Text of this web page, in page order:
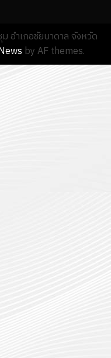
อำเภอชัยบาดาล จังหวัด
by AF themes.